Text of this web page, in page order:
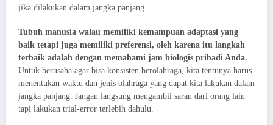
jika dilakukan dalam jangka panjang.
Tubuh manusia walau memiliki kemampuan adaptasi yang
baik tetapi juga memiliki preferensi, oleh karena itu langkah
terbaik adalah dengan memahami jam biologis pribadi Anda.
Untuk berusaha agar bisa konsisten berolahraga, kita tentunya harus
menentukan waktu dan jenis olahraga yang dapat kita lakukan dalam
jangka panjang. Jangan langsung mengambil saran dari orang lain
tapi lakukan trial-error terlebih dahulu.